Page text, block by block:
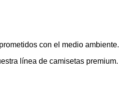
con el medio ambiente.
línea de camisetas premium.